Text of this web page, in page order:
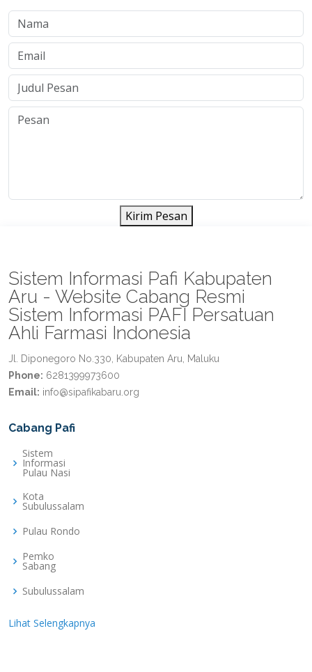
Kirim Pesan
Sistem Informasi Pafi Kabupaten
Aru - Website Cabang Resmi
Sistem Informasi PAFI Persatuan
Ahli Farmasi Indonesia
Jl. Diponegoro No.330, Kabupaten Aru, Maluku
Phone: 6281399973600
Email: info@sipafikabaru.org
Cabang Pafi
Sistem
Informasi
Pulau Nasi
Kota
Subulussalam
Pulau Rondo
Pemko
Sabang
Subulussalam
Lihat Selengkapnya